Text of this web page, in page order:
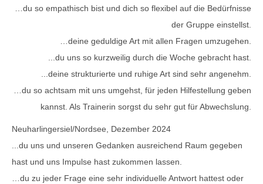
…du so empathisch bist und dich so flexibel auf die Bedürfnisse
der Gruppe einstellst.
…deine geduldige Art mit allen Fragen umzugehen.
...du uns so kurzweilig durch die Woche gebracht hast.
...deine strukturierte und ruhige Art sind sehr angenehm.
…du so achtsam mit uns umgehst, für jeden Hilfestellung geben
kannst. Als Trainerin sorgst du sehr gut für Abwechslung.
Neuharlingersiel/Nordsee, Dezember 2024
...du uns und unseren Gedanken ausreichend Raum gegeben
hast und uns Impulse hast zukommen lassen.
…du zu jeder Frage eine sehr individuelle Antwort hattest oder